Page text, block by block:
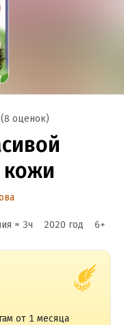
(8 оценок)
кожи
≈ 3ч 2020 год 6+
от 1 месяца